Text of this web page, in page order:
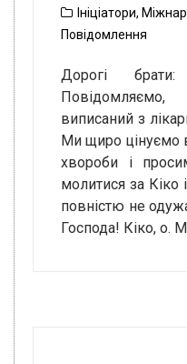
Ініціатори,
Повідомлення
Дорогі
виписаний з
Ми щиро цінуємо
хвороби і
молитися за Кіко
повністю не
Господа! Кіко, о.